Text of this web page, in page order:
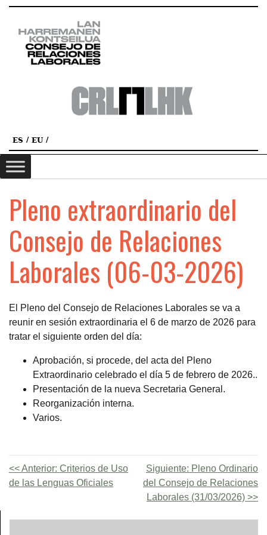
ES EU
Pleno extraordinario del
Consejo de Relaciones
Laborales (06-03-2026)
El Pleno del Consejo de Relaciones Laborales se va a
reunir en sesión extraordinaria el 6 de marzo de 2026 para
tratar el siguiente orden del día:
Aprobación, si procede, del acta del Pleno
Extraordinario celebrado el día 5 de febrero de 2026..
Presentación de la nueva Secretaria General.
Reorganización interna.
Varios.
Anterior: Criterios de Uso
de las Lenguas Oficiales
Siguiente: Pleno Ordinario
del Consejo de Relaciones
Laborales (31/03/2026)